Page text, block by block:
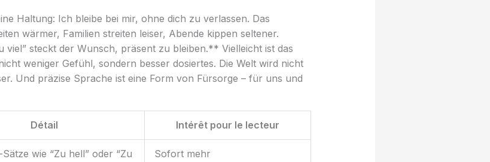
Haltung: Ich bleibe bei mir, ohne dich zu verlassen. Das
wärmer, Familien streiten leiser, Abende kippen seltener.
viel” steckt der Wunsch, präsent zu bleiben.** Vielleicht ist das
weniger Gefühl, sondern besser dosiertes. Die Welt wird nicht
Und präzise Sprache ist eine Form von Fürsorge – für uns und
Détail Intérêt pour le lecteur
wie “Zu hell” oder “Zu
Sofort mehr